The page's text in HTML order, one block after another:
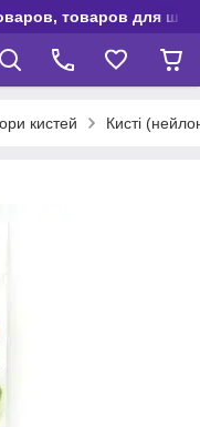
товаров для
кистей Кисті